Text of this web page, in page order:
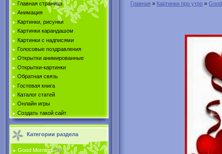
Главная страница
Анимация
Картинки, рисунки
Картинки карандашом
Картинки с надписями
Голосовые поздравления
Открытки анимированные
Открытки-картинки
Обратная связь
Гостевая книга
Каталог статей
Онлайн игры
Создать такой сайт
Категории раздела
Good Morning [58]
Главная » Картинки про утро »